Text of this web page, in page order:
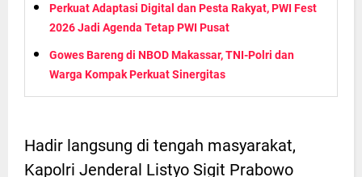
Perkuat Adaptasi Digital dan Pesta Rakyat, PWI Fest
2026 Jadi Agenda Tetap PWI Pusat
Gowes Bareng di NBOD Makassar, TNI-Polri dan
Warga Kompak Perkuat Sinergitas
Hadir langsung di tengah masyarakat,
Kapolri Jenderal Listyo Sigit Prabowo